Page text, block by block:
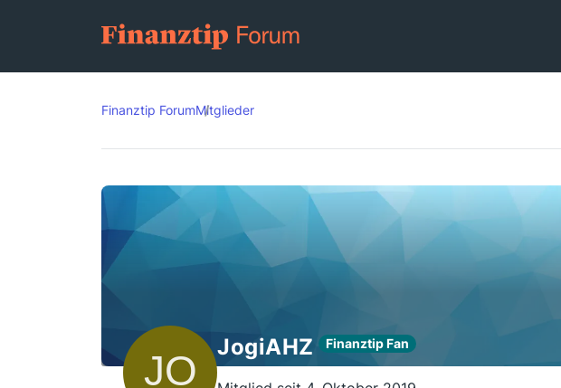
Finanztip ForumMitglieder
JogiAHZ Finanztip Fan